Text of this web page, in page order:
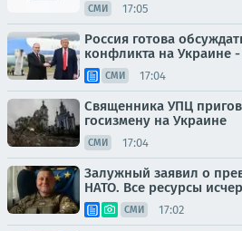
СМИ 17:05
Россия готова
конфликта на Украине
СМИ 17:04
Священника УПЦ
госизмену на Украине
СМИ 17:04
Залужный заявил о
НАТО. Все ресурсы
СМИ 17:02